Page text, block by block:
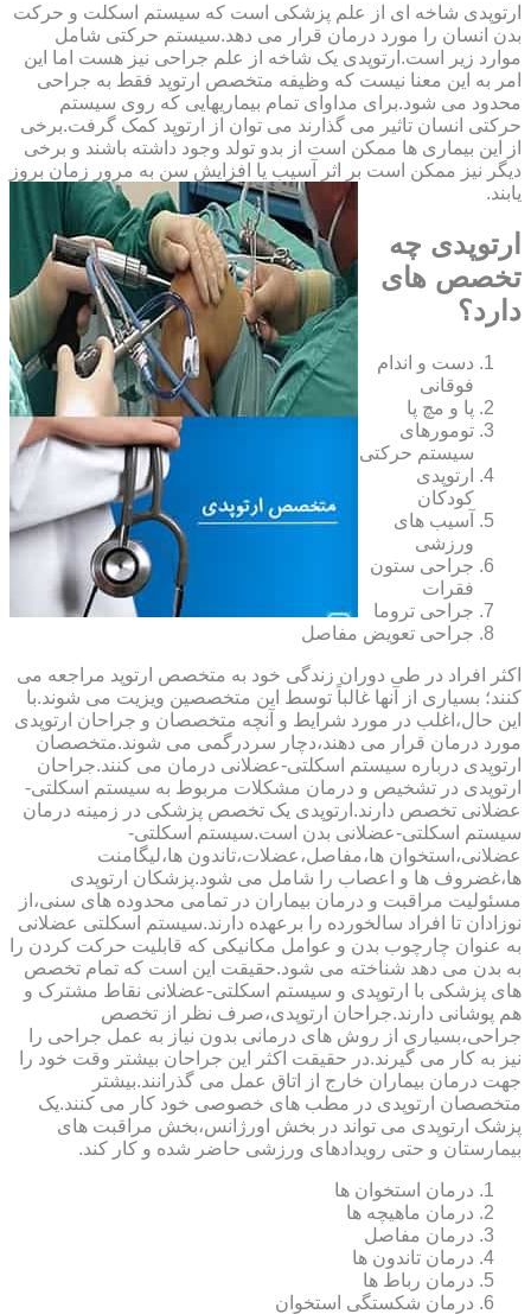
ارتوپدی شاخه ای از علم پزشکی است که سیستم اسکلت و حرکت
بدن انسان را مورد درمان قرار می دهد.سیستم حرکتی شامل
موارد زیر است.ارتوپدی یک شاخه از علم جراحی نیز هست اما این
امر به این معنا نیست که وظیفه متخصص ارتوپد فقط به جراحی
محدود می شود.برای مداوای تمام بیماریهایی که روی سیستم
حرکتی انسان تاثیر می گذارند می توان از ارتوپد کمک گرفت.برخی
از این بیماری ها ممکن است از بدو تولد وجود داشته باشند و برخی
دیگر نیز ممکن است بر اثر آسیب یا افزایش سن به مرور زمان بروز
یابند.
ارتوپدی چه
تخصص های
دارد؟
دست و اندام
فوقانی
پا و مچ پا
تومورهای
سیستم حرکتی
ارتوپدی
کودکان
آسیب های
ورزشی
جراحی ستون
فقرات
جراحی تروما
جراحی تعویض مفاصل
اکثر افراد در طی دوران زندگی خود به متخصص ارتوپد مراجعه می
کنند؛ بسیاری از آنها غالباً توسط این متخصصین ویزیت می شوند.با
این حال،اغلب در مورد شرایط و آنچه متخصصان و جراحان ارتوپدی
مورد درمان قرار می دهند،دچار سردرگمی می شوند.متخصصان
ارتوپدی درباره سیستم اسکلتی-عضلانی درمان می کنند.جراحان
ارتوپدی در تشخیص و درمان مشکلات مربوط به سیستم اسکلتی-
عضلانی تخصص دارند.ارتوپدی یک تخصص پزشکی در زمینه درمان
سیستم اسکلتی-عضلانی بدن است.سیستم اسکلتی-
عضلانی،استخوان ها،مفاصل،عضلات،تاندون ها،لیگامنت
ها،غضروف ها و اعصاب را شامل می شود.پزشکان ارتوپدی
مسئولیت مراقبت و درمان بیماران در تمامی محدوده های سنی،از
نوزادان تا افراد سالخورده را برعهده دارند.سیستم اسکلتی عضلانی
به عنوان چارچوب بدن و عوامل مکانیکی که قابلیت حرکت کردن را
به بدن می دهد شناخته می شود.حقیقت این است که تمام تخصص
های پزشکی با ارتوپدی و سیستم اسکلتی-عضلانی نقاط مشترک و
هم پوشانی دارند.جراحان ارتوپدی،صرف نظر از تخصص
جراحی،بسیاری از روش های درمانی بدون نیاز به عمل جراحی را
نیز به کار می گیرند.در حقیقت اکثر این جراحان بیشتر وقت خود را
جهت درمان بیماران خارج از اتاق عمل می گذرانند.بیشتر
متخصصان ارتوپدی در مطب های خصوصی خود کار می کنند.یک
پزشک ارتوپدی می تواند در بخش اورژانس،بخش مراقبت های
بیمارستان و حتی رویدادهای ورزشی حاضر شده و کار کند.
درمان استخوان ها
درمان ماهیچه ها
درمان مفاصل
درمان تاندون ها
درمان رباط ها
درمان شکستگی استخوان